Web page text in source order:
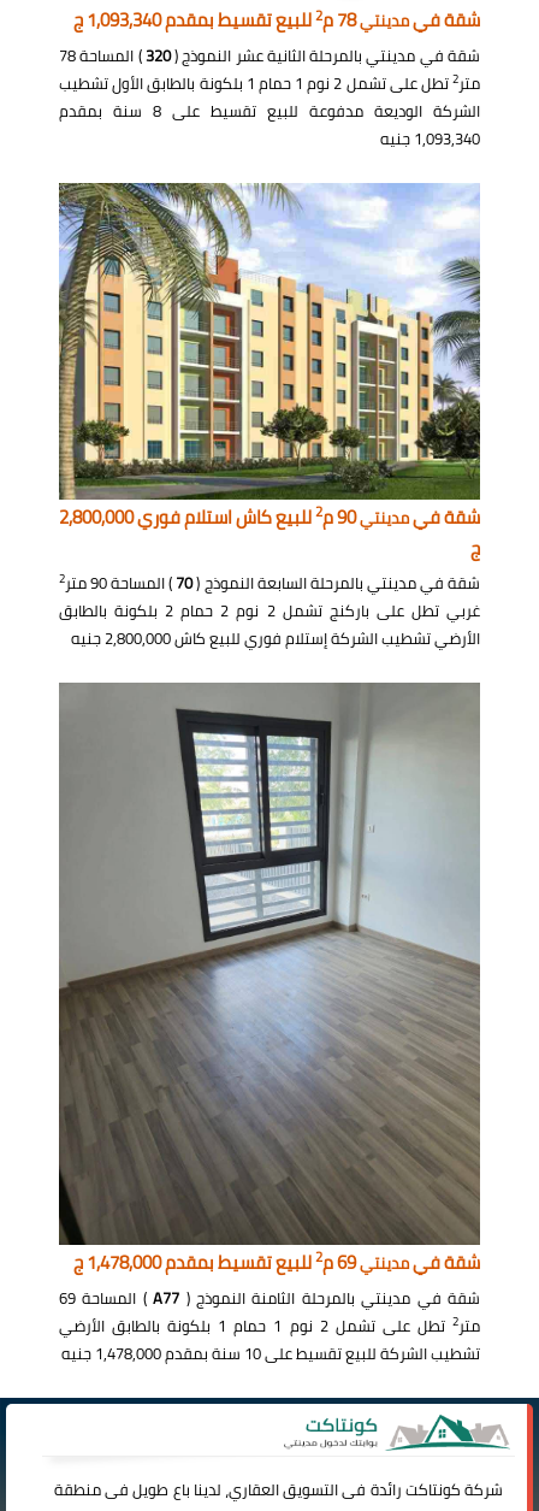
شقة فيمدينتي78 م 2للبيع تقسيط بمقدم 1,093,340 ج
شقة في مدينتي بالمرحلة الثانية عشر النموذج (320
) المساحة 78
متر2
تطل على تشمل 2 نوم 1 حمام 1 بلكونة بالطابق الأول تشطيب
الشركة الوديعة مدفوعة للبيع تقسيط على 8 سنة بمقدم
1,093,340 جنيه
شقة فيمدينتي90 م 2
للبيع كاش استلام فوري 2,800,000
ج
شقة في مدينتي بالمرحلة السابعة النموذج (70) المساحة 90 متر 2
غربي تطل على باركنج تشمل 2 نوم 2 حمام 2 بلكونة بالطابق
الأرضي تشطيب الشركة إستلام فوري للبيع كاش 2,800,000 جنيه
شقة فيمدينتي69 م 2للبيع تقسيط بمقدم 1,478,000 ج
شقة في مدينتي بالمرحلة الثامنة النموذج ( A77
) المساحة 69
متر2
تطل على تشمل 2 نوم 1 حمام 1 بلكونة بالطابق الأرضي
تشطيب الشركة للبيع تقسيط على 10 سنة بمقدم 1,478,000 جنيه
شركةكونتاكترائدة فى التسويق العقاري، لدينا باع طويل فى منطقة